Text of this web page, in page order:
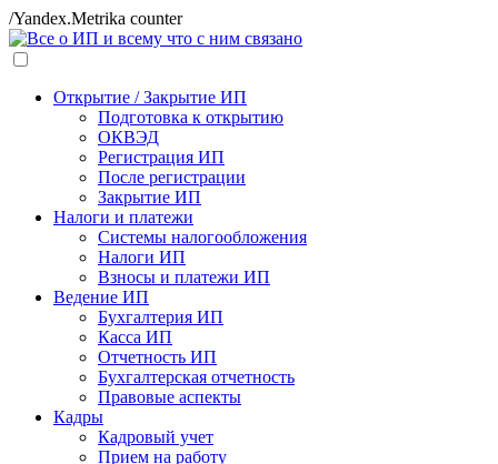
/Yandex.Metrika counter
Открытие / Закрытие ИП
Подготовка к открытию
ОКВЭД
Регистрация ИП
После регистрации
Закрытие ИП
Налоги и платежи
Системы налогообложения
Налоги ИП
Взносы и платежи ИП
Ведение ИП
Бухгалтерия ИП
Касса ИП
Отчетность ИП
Бухгалтерская отчетность
Правовые аспекты
Кадры
Кадровый учет
Прием на работу